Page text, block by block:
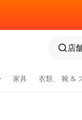
店
家具 衣類、 靴 &